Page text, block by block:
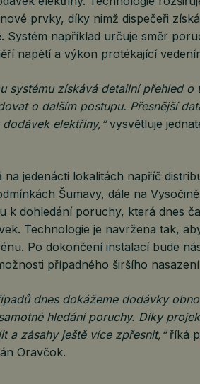
prvky, díky nimž dispečeři
Systém například určuje směr
napětí a výkon protékající
systému získává detailní přehled
o dalším postupu. Přesnější
elektřiny,“vysvětluje
jedenácti lokalitách napříč
Šumavy, dále na
k dohledání poruchy, která dnes
Technologie je navržena tak,
Po dokončení instalací bude
případného širšího nasazení
dnes dokážeme dodávky
hledání poruchy. Díky
a zásahy ještě více zpřesnit,“říká
Oravčok.